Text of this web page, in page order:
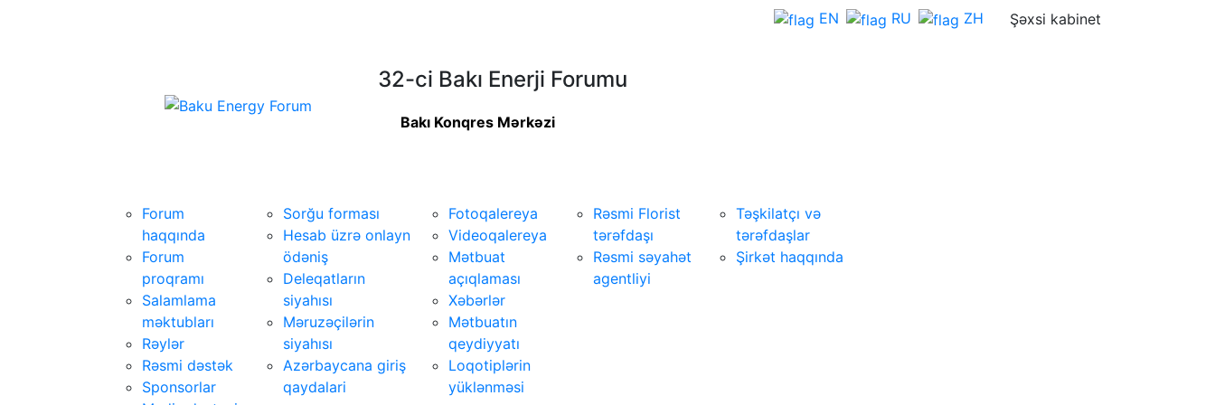
EN RU ZH Şəxsi kabinet
32-ci Bakı Enerji Forumu
Bakı Konqres Mərkəzi
Forum
haqqında
Forum
proqramı
Salamlama
məktubları
Rəylər
Rəsmi dəstək
Sponsorlar
Sorğu forması
Hesab üzrə onlayn
ödəniş
Deleqatların
siyahısı
Məruzəçilərin
siyahısı
Azərbaycana giriş
qaydalari
Fotoqalereya
Videoqalereya
Mətbuat
açıqlaması
Xəbərlər
Mətbuatın
qeydiyyatı
Loqotiplərin
yüklənməsi
Rəsmi Florist
tərəfdaşı
Rəsmi səyahət
agentliyi
Təşkilatçı və
tərəfdaşlar
Şirkət haqqında